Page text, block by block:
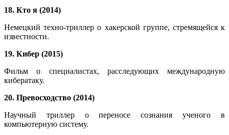
18. Кто я (2014)
Немецкий техно-триллер о хакерской группе, стремящейся к
известности.
19. Кибер (2015)
Фильм о специалистах, расследующих международную
кибератаку.
20. Превосходство (2014)
Научный триллер о переносе сознания ученого в
компьютерную систему.